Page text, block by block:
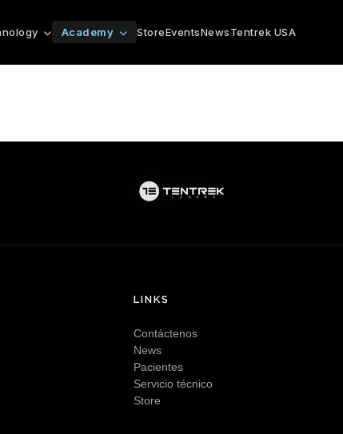
Academy StoreEventsNewsTentrek USA
LINKS
Contáctenos
News
Pacientes
Servicio técnico
Store